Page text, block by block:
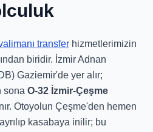
transfer hizmetlerimizin
biridir. İzmir Adnan
Gaziemir'de yer alır;
sona O-32 İzmir-Çeşme
Otoyolun Çeşme'den hemen
kasabaya inilir; bu